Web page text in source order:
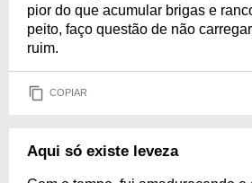
pior do que acumular brigas e
peito, faço questão de não
ruim.
COPIAR
Aqui só existe leveza